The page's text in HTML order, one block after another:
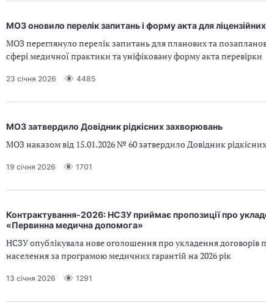
МОЗ оновило перелік запитань і форму акта для
МОЗ переглянуло перелік запитань для планових та
сфері медичної практики та уніфіковану форму акта перевірки
23 січня 2026 4485
МОЗ затвердило Довідник рідкісних захворювань
МОЗ наказом від 15.01.2026 № 60 затвердило Довідник
19 січня 2026 1701
Контрактування-2026: НСЗУ приймає пропозиції про
«Первинна медична допомога»
НСЗУ опублікувала нове оголошення про укладення договорів
населення за програмою медичних гарантій на 2026 рік
13 січня 2026 1291